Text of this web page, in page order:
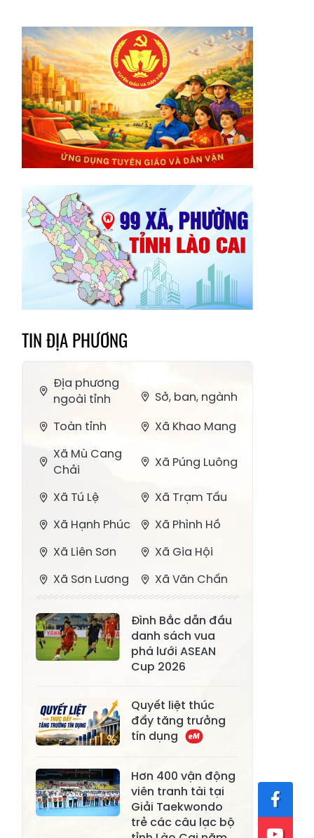
TIN ĐỊA PHƯƠNG
Địa phương
ngoài tỉnh
Sở, ban, ngành
Toàn tỉnh
Xã Khao Mang
Xã Mù Cang
Chải
Xã Púng Luông
Xã Tú Lệ
Xã Trạm Tấu
Xã Hạnh Phúc
Xã Phình Hồ
Xã Liên Sơn
Xã Gia Hội
Xã Sơn Lương
Xã Văn Chấn
Bằng La
Xã Chấn Thịnh
Xã Nghĩa Tâm
Xã Phong Dụ
Hạ
Xã Đông
Cuông
Xã Tân Hợp
Xã Mỏ Vàng
Xã Lâm
Thượng
Đình Bắc dẫn đầu
danh sách vua
phá lưới ASEAN
Cup 2026
Quyết liệt thúc
đẩy tăng trưởng
tín dụng
Hơn 400 vận động
viên tranh tài tại
Giải Taekwondo
trẻ các câu lạc bộ